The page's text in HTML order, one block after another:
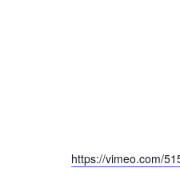
https://vimeo.com/